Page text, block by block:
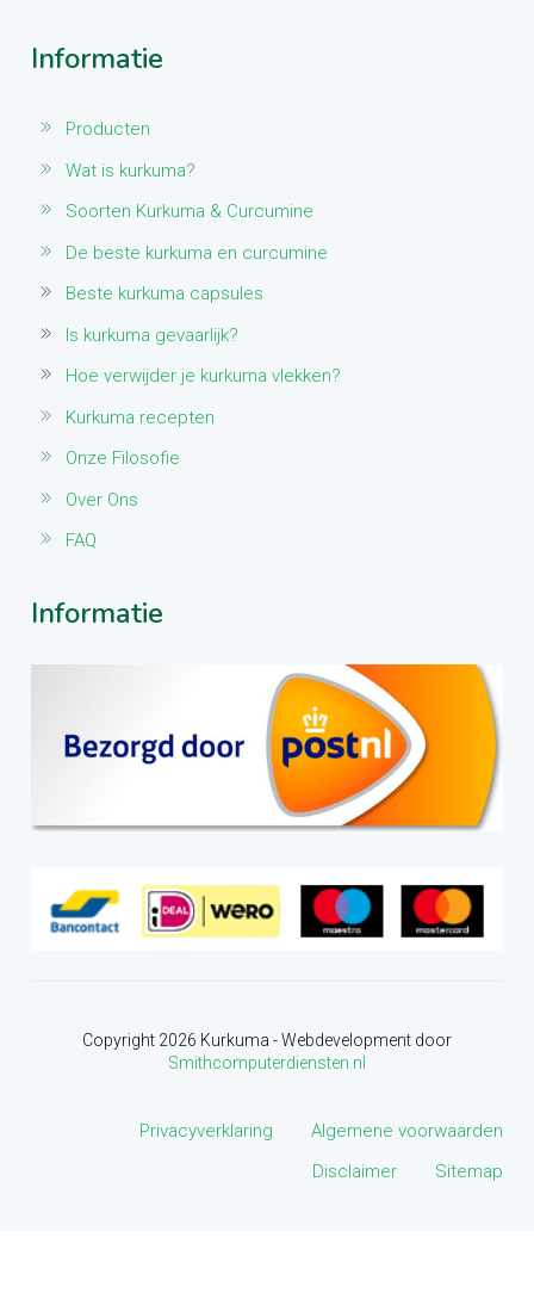
Informatie
Producten
Wat is kurkuma?
Soorten Kurkuma & Curcumine
De beste kurkuma en curcumine
Beste kurkuma capsules
Is kurkuma gevaarlijk?
Hoe verwijder je kurkuma vlekken?
Kurkuma recepten
Onze Filosofie
Over Ons
FAQ
Informatie
Copyright 2026 Kurkuma - Webdevelopment door
Smithcomputerdiensten.nl
Algemene voorwaarden
Privacyverklaring
Sitemap
Disclaimer